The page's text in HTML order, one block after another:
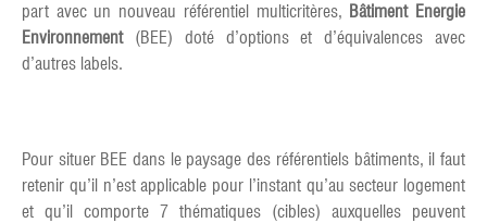
part avec un nouveau référentiel multicritères, Bâtiment Energie
Environnement(BEE) doté d’options et d’équivalences avec
d’autres labels.
Pour situer BEE dans le paysage des référentiels bâtiments, il faut
retenir qu’il n’est applicable pour l’instant qu’au secteur logement
et qu’il comporte 7 thématiques (cibles) auxquelles peuvent